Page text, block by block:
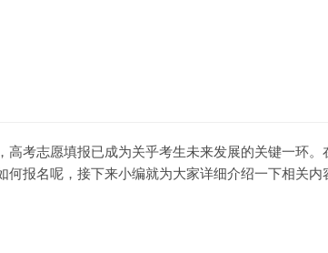
考志愿填报已成为关乎考生未来发展的关键一环
报名呢，接下来小编就为大家详细介绍一下相关内